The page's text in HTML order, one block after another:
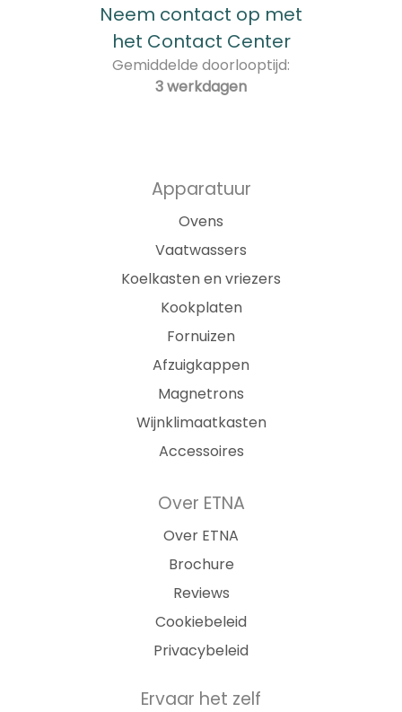
Neem contact op met
het Contact Center
Gemiddelde doorlooptijd:
3 werkdagen
Apparatuur
Ovens
Vaatwassers
Koelkasten en vriezers
Kookplaten
Fornuizen
Afzuigkappen
Magnetrons
Wijnklimaatkasten
Accessoires
Over ETNA
Over ETNA
Brochure
Reviews
Cookiebeleid
Privacybeleid
Ervaar het zelf